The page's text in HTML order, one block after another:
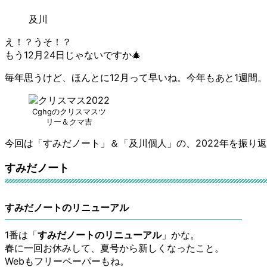
及川
え！？うそ！？
もう12月24日じゃないですか🎄
毎年思うけど、ほんとに12月って早いね。今年もあと1週間。
Cghgのクリスマスツ
リー＆クマ吉
今回は「すみだノート」＆「及川個人」の、2022年を振り返
すみだノート
すみだノートのリニューアル
1番は「すみだノートのリニューアル」かな。
春に一回お休みして、夏号から新しくなったこと。
Webもフリーペーパーもね。